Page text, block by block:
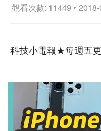
觀看次數: 11449 •
科技小電報★每週五